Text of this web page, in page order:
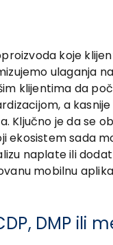
koje
ulaganja
klijentima da
a
Ključno je da se
ekosistem sada
naplate ili
mobilnu
DMP